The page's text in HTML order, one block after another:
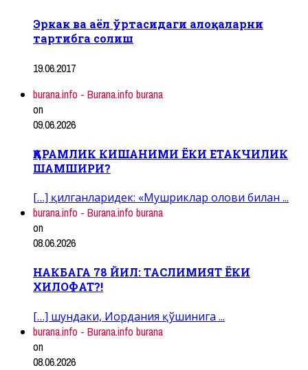
Эркак ва аёл ўртасидаги алоқаларни
тартибга солиш
19.06.2017
burana.info - Burana.info burana
on
09.06.2026
ҚАРАМЛИК КИШАНИМИ ЁКИ ЕТАКЧИЛИК
ШАМШИРИ?
[…] қилганларидек: «Мушриклар олови билан ...
burana.info - Burana.info burana
on
08.06.2026
НАКБАГА 78 ЙИЛ: ТАСЛИМИЯТ ЁКИ
ХИЛОФАТ?!
[…] шундаки, Иордания қўшинига ...
burana.info - Burana.info burana
on
08.06.2026